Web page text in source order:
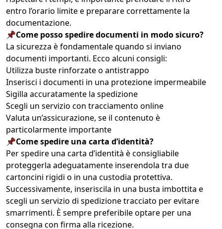
entro l’orario limite e preparare correttamente la
documentazione.
📌Come posso spedire documenti in modo sicuro?
La sicurezza è fondamentale quando si inviano
documenti importanti. Ecco alcuni consigli:
Utilizza buste rinforzate o antistrappo
Inserisci i documenti in una protezione impermeabile
Sigilla accuratamente la spedizione
Scegli un servizio con tracciamento online
Valuta un’assicurazione, se il contenuto è
particolarmente importante
📌Come spedire una carta d’identità?
Per spedire una carta d’identità è consigliabile
proteggerla adeguatamente inserendola tra due
cartoncini rigidi o in una custodia protettiva.
Successivamente, inseriscila in una busta imbottita e
scegli un servizio di spedizione tracciato per evitare
smarrimenti. È sempre preferibile optare per una
consegna con firma alla ricezione.